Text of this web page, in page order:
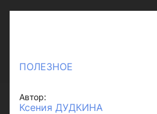
ПОЛЕЗНОЕ
Автор:
Ксения ДУДКИНА